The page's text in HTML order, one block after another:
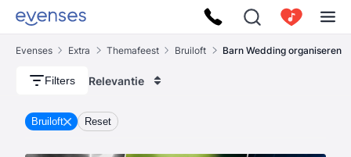
Evenses Extra Themafeest Bruiloft Barn Wedding organiseren
Filters Relevantie
Bruiloft Reset